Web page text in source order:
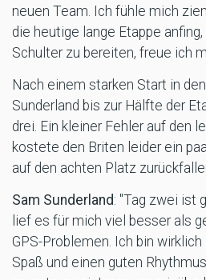
neuen Team. Ich fühle mich
die heutige lange Etappe
Schulter zu bereiten, freue ich
Nach einem starken Start in
Sunderland bis zur Hälfte der
drei. Ein kleiner Fehler auf den
kostete den Briten leider ein
auf den achten Platz
Sam Sunderland: "Tag zwei ist
lief es für mich viel besser als
GPS-Problemen. Ich bin
Spaß und einen guten